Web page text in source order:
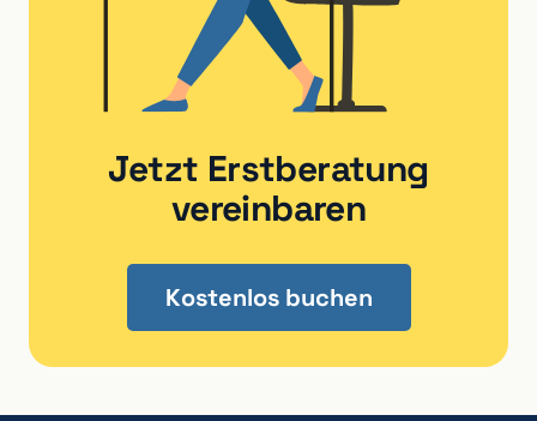
Jetzt Erstberatung
vereinbaren
Kostenlos buchen